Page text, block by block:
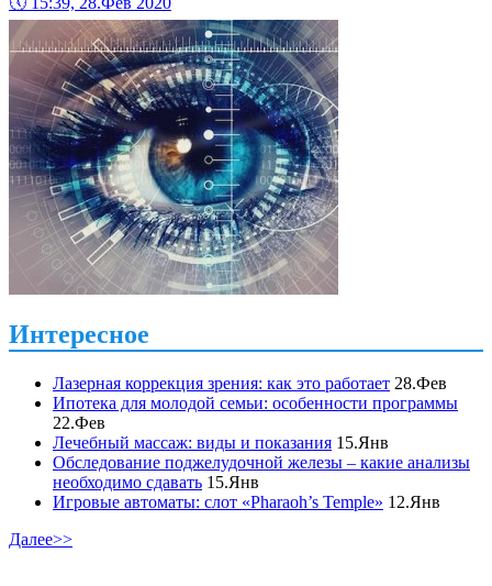
Интересное
Лазерная коррекция зрения: как это работает 28.Фев
Ипотека для молодой семьи: особенности программы
22.Фев
Лечебный массаж: виды и показания 15.Янв
Обследование поджелудочной железы – какие анализы
необходимо сдавать 15.Янв
Игровые автоматы: слот «Pharaoh’s Temple» 12.Янв
Далее>>